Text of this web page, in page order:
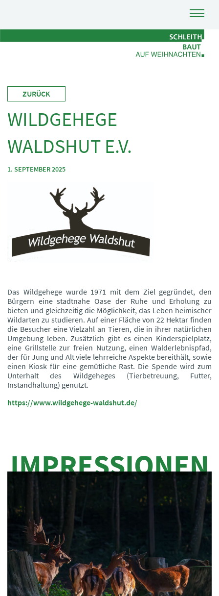
ZURÜCK
WILDGEHEGE
WALDSHUT E.V.
1. SEPTEMBER 2025
Das Wildgehege wurde 1971 mit dem Ziel gegründet, den
Bürgern eine stadtnahe Oase der Ruhe und Erholung zu
bieten und gleichzeitig die Möglichkeit, das Leben heimischer
Wildarten zu studieren. Auf einer Fläche von 22 Hektar finden
die Besucher eine Vielzahl an Tieren, die in ihrer natürlichen
Umgebung leben. Zusätzlich gibt es einen Kinderspielplatz,
eine Grillstelle zur freien Nutzung, einen Walderlebnispfad,
der für Jung und Alt viele lehrreiche Aspekte bereithält, sowie
einen Kiosk für eine gemütliche Rast. Die Spende wird zum
Unterhalt des Wildgeheges (Tierbetreuung, Futter,
Instandhaltung) genutzt.
https://www.wildgehege-waldshut.de/
IMPRESSIONEN